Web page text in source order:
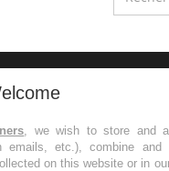
les semaines les
, we wish to store and
emails, etc.), combine
on this website or in